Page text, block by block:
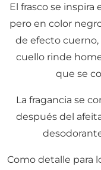
El frasco se inspira
pero en color
de efecto cuerno,
cuello rinde
que se
La fragancia se
después del
Como detalle para